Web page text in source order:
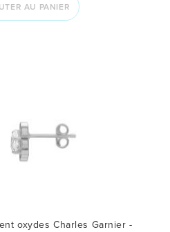
AU PANIER
oxydes Charles Garnier -